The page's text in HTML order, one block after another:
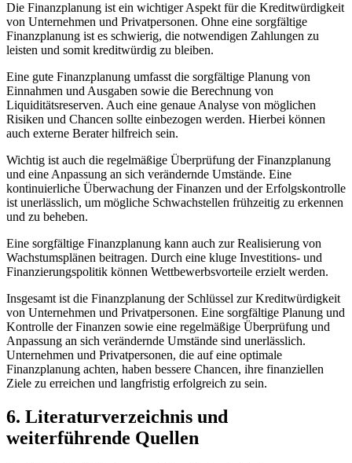
Die Finanzplanung ist ein wichtiger Aspekt für die Kreditwürdigkeit
von Unternehmen und Privatpersonen. Ohne eine sorgfältige
Finanzplanung ist es schwierig, die notwendigen Zahlungen zu
leisten und somit kreditwürdig zu bleiben.
Eine gute Finanzplanung umfasst die sorgfältige Planung von
Einnahmen und Ausgaben sowie die Berechnung von
Liquiditätsreserven. Auch eine genaue Analyse von möglichen
Risiken und Chancen sollte einbezogen werden. Hierbei können
auch externe Berater hilfreich sein.
Wichtig ist auch die regelmäßige Überprüfung der Finanzplanung
und eine Anpassung an sich verändernde Umstände. Eine
kontinuierliche Überwachung der Finanzen und der Erfolgskontrolle
ist unerlässlich, um mögliche Schwachstellen frühzeitig zu erkennen
und zu beheben.
Eine sorgfältige Finanzplanung kann auch zur Realisierung von
Wachstumsplänen beitragen. Durch eine kluge Investitions- und
Finanzierungspolitik können Wettbewerbsvorteile erzielt werden.
Insgesamt ist die Finanzplanung der Schlüssel zur Kreditwürdigkeit
von Unternehmen und Privatpersonen. Eine sorgfältige Planung und
Kontrolle der Finanzen sowie eine regelmäßige Überprüfung und
Anpassung an sich verändernde Umstände sind unerlässlich.
Unternehmen und Privatpersonen, die auf eine optimale
Finanzplanung achten, haben bessere Chancen, ihre finanziellen
Ziele zu erreichen und langfristig erfolgreich zu sein.
6. Literaturverzeichnis und
weiterführende Quellen